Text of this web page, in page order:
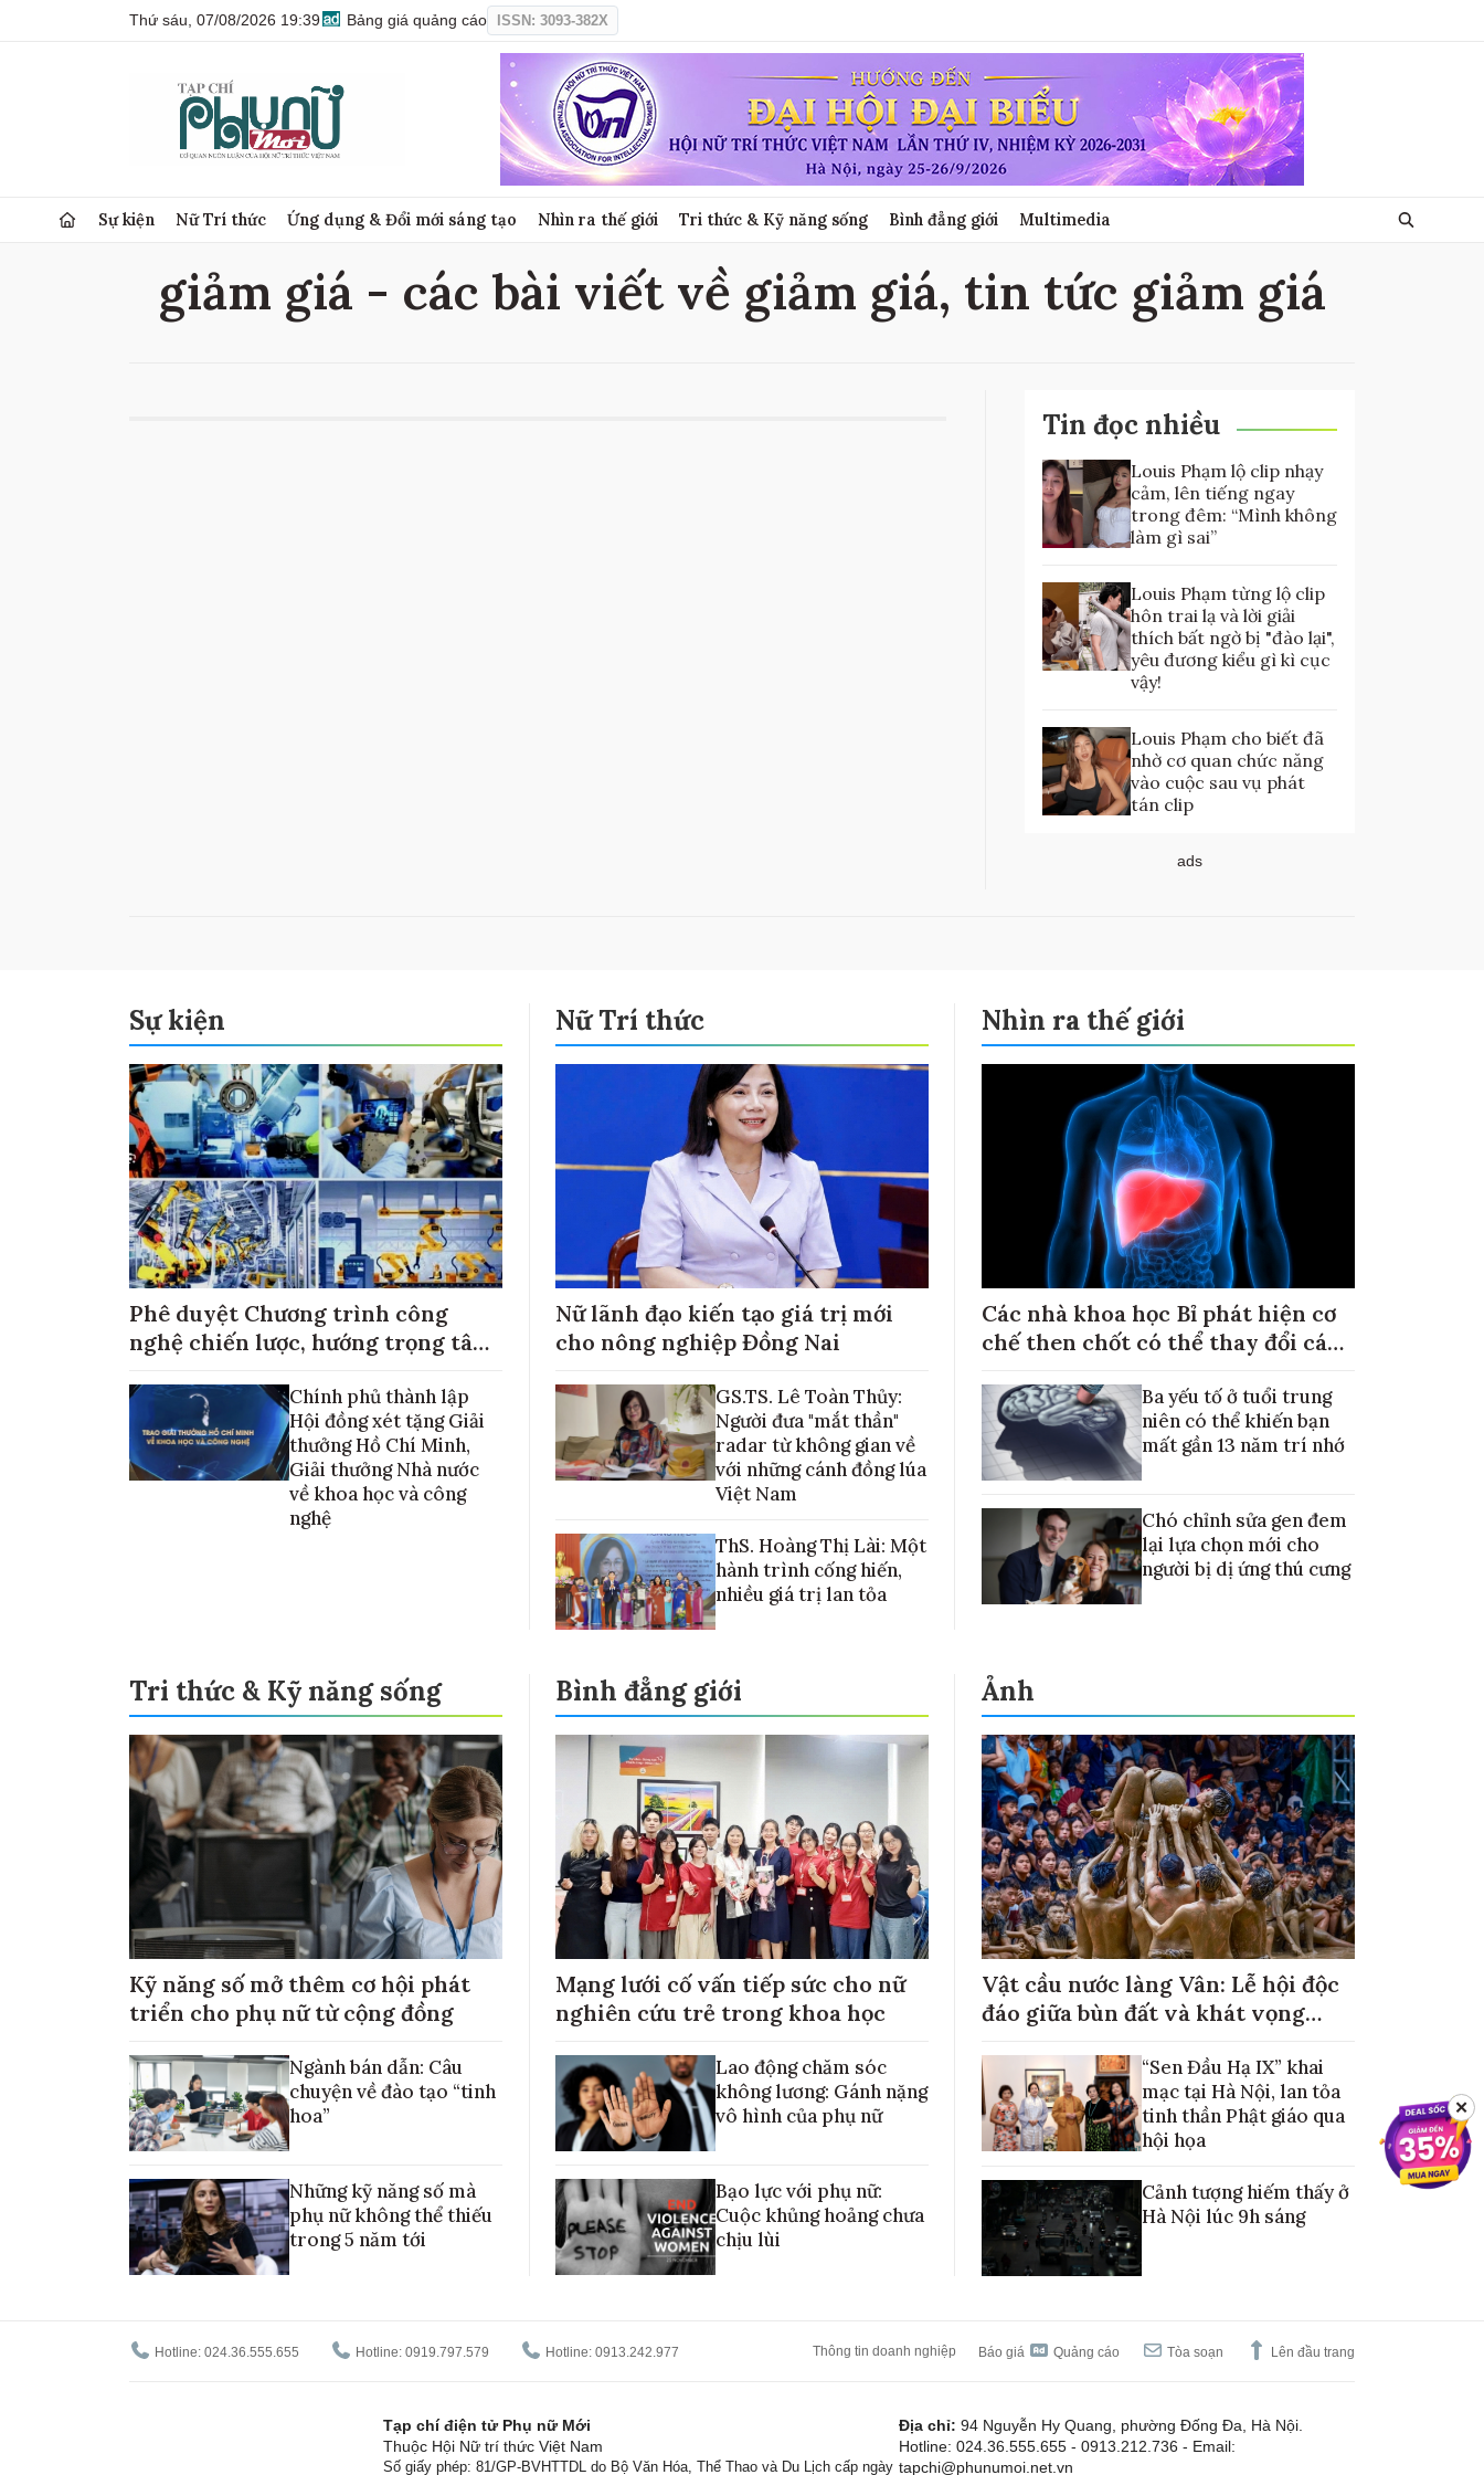
Thứ sáu, 07/08/2026 19:39 Bảng giá quảng cáo ISSN: 3093-382X
Sự kiện Nữ Trí thức Ứng dụng & Đổi mới sáng tạo Nhìn ra thế giới Tri thức & Kỹ năng sống Bình đẳng giới Multimedia
giảm giá - các bài viết về giảm giá, tin tức giảm giá
Tin đọc nhiều
Louis Phạm lộ clip nhạy
cảm, lên tiếng ngay
trong đêm: “Mình không
làm gì sai”
Louis Phạm từng lộ clip
hôn trai lạ và lời giải
thích bất ngờ bị "đào lại",
yêu đương kiểu gì kì cục
vậy!
Louis Phạm cho biết đã
nhờ cơ quan chức năng
vào cuộc sau vụ phát
tán clip
ads
Sự kiện
Phê duyệt Chương trình công
nghệ chiến lược, hướng trọng tâm
Chính phủ thành lập
Hội đồng xét tặng Giải
thưởng Hồ Chí Minh,
Giải thưởng Nhà nước
về khoa học và công
nghệ
Nữ Trí thức
Nữ lãnh đạo kiến tạo giá trị mới
cho nông nghiệp Đồng Nai
GS.TS. Lê Toàn Thủy:
Người đưa "mắt thần"
radar từ không gian về
với những cánh đồng lúa
Việt Nam
ThS. Hoàng Thị Lài: Một
hành trình cống hiến,
nhiều giá trị lan tỏa
Nhìn ra thế giới
Các nhà khoa học Bỉ phát hiện cơ
chế then chốt có thể thay đổi cách
Ba yếu tố ở tuổi trung
niên có thể khiến bạn
mất gần 13 năm trí nhớ
Chó chỉnh sửa gen đem
lại lựa chọn mới cho
người bị dị ứng thú cưng
Tri thức & Kỹ năng sống
Kỹ năng số mở thêm cơ hội phát
triển cho phụ nữ từ cộng đồng
Ngành bán dẫn: Câu
chuyện về đào tạo “tinh
hoa”
Những kỹ năng số mà
phụ nữ không thể thiếu
trong 5 năm tới
Bình đẳng giới
Mạng lưới cố vấn tiếp sức cho nữ
nghiên cứu trẻ trong khoa học
Lao động chăm sóc
không lương: Gánh nặng
vô hình của phụ nữ
Bạo lực với phụ nữ:
Cuộc khủng hoảng chưa
chịu lùi
Ảnh
Vật cầu nước làng Vân: Lễ hội độc
đáo giữa bùn đất và khát vọng
“Sen Đầu Hạ IX” khai
mạc tại Hà Nội, lan tỏa
tinh thần Phật giáo qua
hội họa
Cảnh tượng hiếm thấy ở
Hà Nội lúc 9h sáng
Hotline: 024.36.555.655 Hotline: 0919.797.579 Hotline: 0913.242.977 Thông tin doanh nghiệp Báo giá Quảng cáo Tòa soạn Lên đầu trang
Tạp chí điện tử Phụ nữ Mới
Thuộc Hội Nữ trí thức Việt Nam
Số giấy phép: 81/GP-BVHTTDL do Bộ Văn Hóa, Thể Thao và Du Lịch cấp ngày
Địa chỉ: 94 Nguyễn Hy Quang, phường Đống Đa, Hà Nội.
Hotline: 024.36.555.655 - 0913.212.736 - Email:
tapchi@phunumoi.net.vn
✕